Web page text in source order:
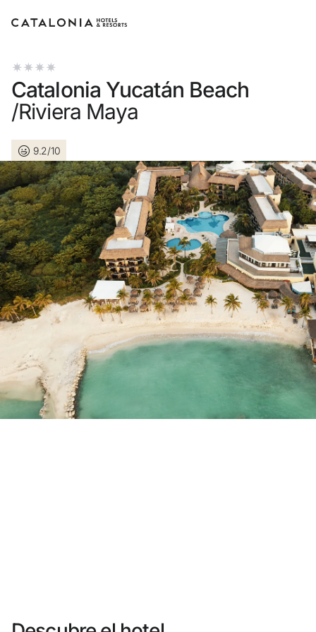
Inicia sesión en tu cuenta
Iniciar sesión
¿Olvidaste tu contraseña?
o usa una de estas opciones
Entra con Google
Iniciar sesión solo con mail
¿Aún no tienes cuenta?
Crear una cuenta
Disfruta los beneficios de formar parte de
Catalonia Yucatán Beach
/Riviera Maya
9.2/10